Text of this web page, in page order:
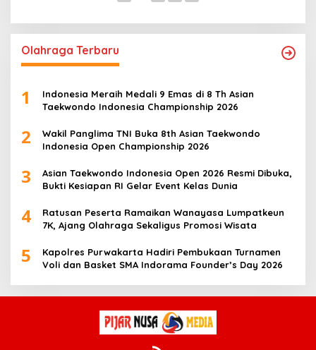
Olahraga Terbaru
1
Indonesia Meraih Medali 9 Emas di 8 Th Asian
Taekwondo Indonesia Championship 2026
2
Wakil Panglima TNI Buka 8th Asian Taekwondo
Indonesia Open Championship 2026
3
Asian Taekwondo Indonesia Open 2026 Resmi Dibuka,
Bukti Kesiapan RI Gelar Event Kelas Dunia
4
Ratusan Peserta Ramaikan Wanayasa Lumpatkeun
7K, Ajang Olahraga Sekaligus Promosi Wisata
5
Kapolres Purwakarta Hadiri Pembukaan Turnamen
Voli dan Basket SMA Indorama Founder’s Day 2026